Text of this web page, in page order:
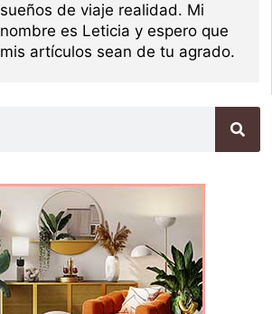
sueños de viaje realidad. Mi
nombre es Leticia y espero que
mis artículos sean de tu agrado.